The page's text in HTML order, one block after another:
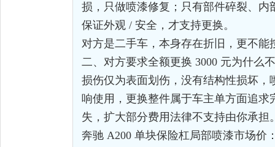
损，只做喷漆修复；只有部件碎裂、内
保证外观 / 安全，才支持更换。
对方是二手车，本身存在折旧，更不能
二、对方要求全额更换 3000 元为什么
损伤仅为表面划伤，没有结构性损坏，
响使用，更换整件属于车主单方面追求
失，扩大部分费用法律不支持由你承担
奔驰 A200 单块保险杠局部喷漆市场价